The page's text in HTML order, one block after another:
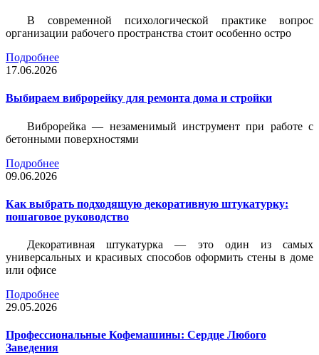
В современной психологической практике вопрос
организации рабочего пространства стоит особенно остро
Подробнее
17.06.2026
Выбираем виброрейку для ремонта дома и стройки
Виброрейка — незаменимый инструмент при работе с
бетонными поверхностями
Подробнее
09.06.2026
Как выбрать подходящую декоративную штукатурку:
пошаговое руководство
Декоративная штукатурка — это один из самых
универсальных и красивых способов оформить стены в доме
или офисе
Подробнее
29.05.2026
Профессиональные Кофемашины: Сердце Любого
Заведения